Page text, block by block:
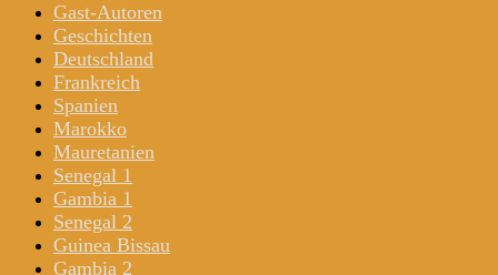
Gast-Autoren
Geschichten
Deutschland
Frankreich
Spanien
Marokko
Mauretanien
Senegal 1
Gambia 1
Senegal 2
Guinea Bissau
Gambia 2